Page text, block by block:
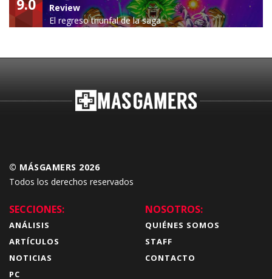
9.0
Review
El regreso triunfal de la saga
© MÁSGAMERS 2026
Todos los derechos reservados
SECCIONES:
ANÁLISIS
ARTÍCULOS
NOTICIAS
PC
NOSOTROS:
QUIÉNES SOMOS
STAFF
CONTACTO